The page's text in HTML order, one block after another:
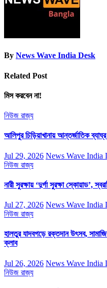
By News Wave India Desk
Related Post
মিস করবেন না!
নিউজ রাজ্য
আলিপুর চিড়িয়াখানায় আন্তর্জাতিক
Jul 29, 2026 News Wave India
নিউজ রাজ্য
নারী সুরক্ষায় ‘দুর্গা সুরক্ষা স্কোয়াড’,
Jul 27, 2026 News Wave India
নিউজ রাজ্য
হালতুর যাদবগড়ে রক্তদান উৎসব,
ক্লাব
Jul 26, 2026 News Wave India
নিউজ রাজ্য